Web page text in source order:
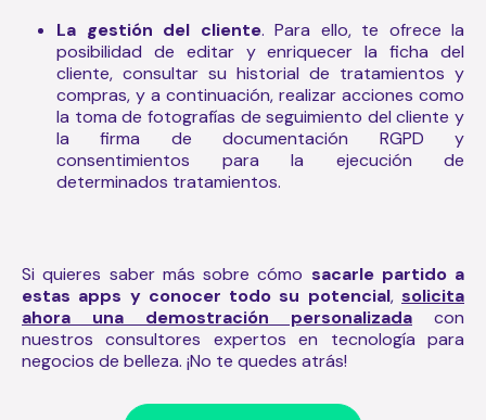
La gestión del cliente. Para ello, te ofrece la
posibilidad de editar y enriquecer la ficha del
cliente, consultar su historial de tratamientos y
compras, y a continuación, realizar acciones como
la toma de fotografías de seguimiento del cliente y
la firma de documentación RGPD y
consentimientos para la ejecución de
determinados tratamientos.
Si quieres saber más sobre cómo sacarle partido a
estas apps y conocer todo su potencial,solicita
ahora una demostración personalizada con
nuestros consultores expertos en tecnología para
negocios de belleza. ¡No te quedes atrás!